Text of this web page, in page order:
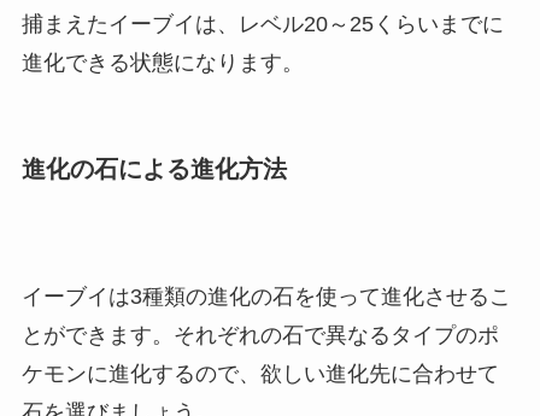
捕まえたイーブイは、レベル20～25くらいまでに
進化できる状態になります。
進化の石による進化方法
イーブイは3種類の進化の石を使って進化させるこ
とができます。それぞれの石で異なるタイプのポ
ケモンに進化するので、欲しい進化先に合わせて